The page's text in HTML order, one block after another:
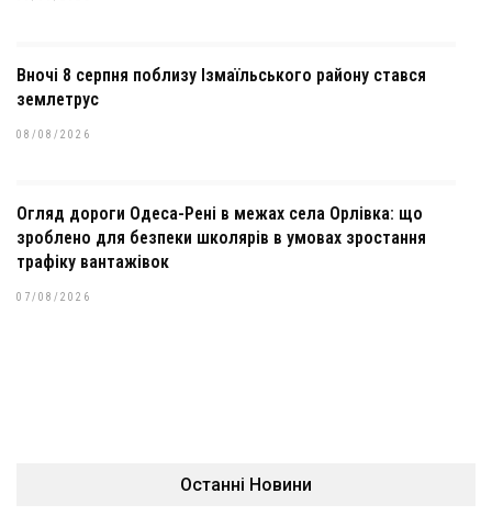
Вночі 8 серпня поблизу Ізмаїльського району стався
землетрус
08/08/2026
Огляд дороги Одеса-Рені в межах села Орлівка: що
зроблено для безпеки школярів в умовах зростання
трафіку вантажівок
07/08/2026
Останні Новини